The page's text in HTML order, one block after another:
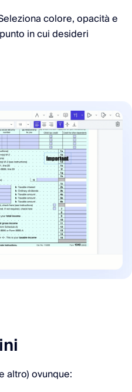
colore, opacità e
in cui desideri
altro) ovunque: